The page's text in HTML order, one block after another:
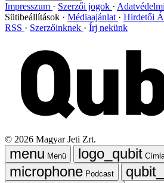
Impresszum Szerzői jogok
Sütibeállítások
Médiaajánlat Hirdetői
RSS
Szerzőinknek Írj nekünk
© 2026 Magyar Jeti Zrt.
Menü
Podcast